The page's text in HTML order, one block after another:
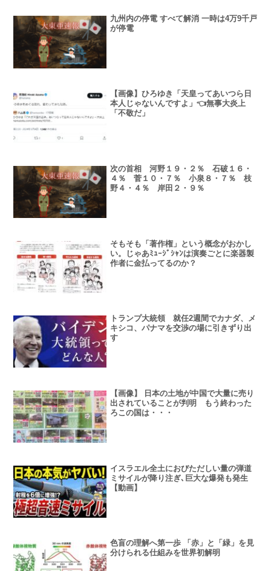
九州内の停電 すべて解消 一時は4万9千戸
が停電
【画像】ひろゆき「天皇ってあいつら日
本人じゃないんですよ」👈無事大炎上
「不敬だ」
次の首相 河野１９・２％ 石破１６・
４％ 菅１０・７％ 小泉８・７％ 枝
野４・４％ 岸田２・９％
そもそも「著作権」という概念がおかし
い。じゃあﾐｭｰｼﾞｼｬﾝは演奏ごとに楽器製
作者に金払ってるのか？
トランプ大統領 就任2週間でカナダ、メ
キシコ、パナマを交渉の場に引きずり出
す
【画像】 日本の土地が中国で大量に売り
出されていることが判明 もう終わった
ろこの国は・・・
イスラエル全土におびただしい量の弾道
ミサイルが降り注ぎ､巨大な爆発も発生
【動画】
色盲の理解へ第一歩 「赤」と「緑」を見
分けられる仕組みを世界初解明